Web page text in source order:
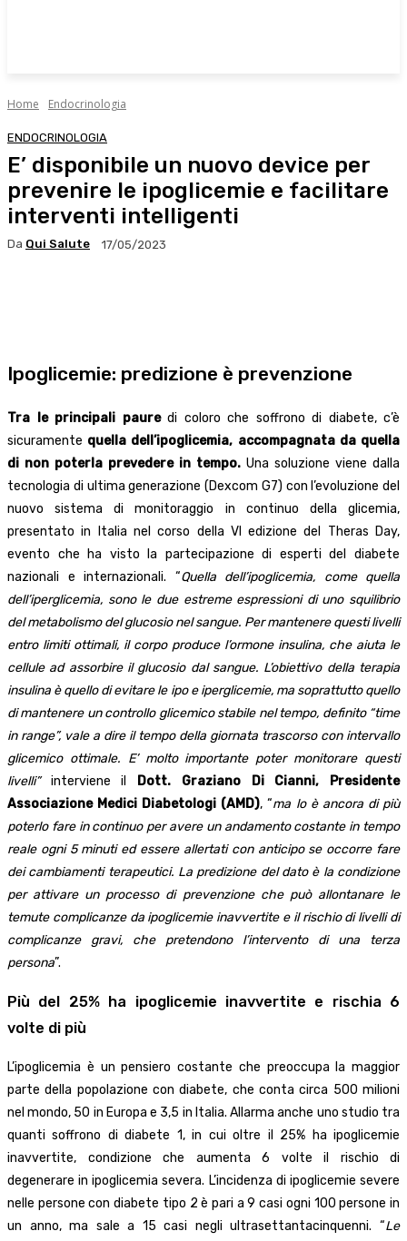
Home Endocrinologia
ENDOCRINOLOGIA
E’ disponibile un nuovo device per
prevenire le ipoglicemie e facilitare
interventi intelligenti
Da Qui Salute 17/05/2023
Ipoglicemie: predizione è prevenzione
Tra le principali pauredi coloro che soffrono di diabete, c’è
sicuramente quella dell’ipoglicemia, accompagnata da quella
di non poterla prevedere in tempo. Una soluzione viene dalla
tecnologia di ultima generazione (Dexcom G7) con l’evoluzione del
nuovo sistema di monitoraggio in continuo della glicemia,
presentato in Italia nel corso della VI edizione del Theras Day,
evento che ha visto la partecipazione di esperti del diabete
nazionali e internazionali. “Quella dell’ipoglicemia, come quella
dell’iperglicemia, sono le due estreme espressioni di uno squilibrio
del metabolismo del glucosio nel sangue. Per mantenere questi livelli
entro limiti ottimali, il corpo produce l’ormone insulina, che aiuta le
cellule ad assorbire il glucosio dal sangue. L’obiettivo della terapia
insulina è quello di evitare le ipo e iperglicemie, ma soprattutto quello
di mantenere un controllo glicemico stabile nel tempo, definito “time
in range”, vale a dire il tempo della giornata trascorso con intervallo
glicemico ottimale. E’ molto importante poter monitorare questi
livelli” interviene il Dott. Graziano Di Cianni, Presidente
Associazione Medici Diabetologi (AMD), “ma lo è ancora di più
poterlo fare in continuo per avere un andamento costante in tempo
reale ogni 5 minuti ed essere allertati con anticipo se occorre fare
dei cambiamenti terapeutici. La predizione del dato è la condizione
per attivare un processo di prevenzione che può allontanare le
temute complicanze da ipoglicemie inavvertite e il rischio di livelli di
complicanze gravi, che pretendono l’intervento di una terza
persona”.
Più del 25% ha ipoglicemie inavvertite e rischia 6
volte di più
L’ipoglicemia è un pensiero costante che preoccupa la maggior
parte della popolazione con diabete, che conta circa 500 milioni
nel mondo, 50 in Europa e 3,5 in Italia. Allarma anche uno studio tra
quanti soffrono di diabete 1, in cui oltre il 25% ha ipoglicemie
inavvertite, condizione che aumenta 6 volte il rischio di
degenerare in ipoglicemia severa. L’incidenza di ipoglicemie severe
nelle persone con diabete tipo 2 è pari a 9 casi ogni 100 persone in
un anno, ma sale a 15 casi negli ultrasettantacinquenni. “Le